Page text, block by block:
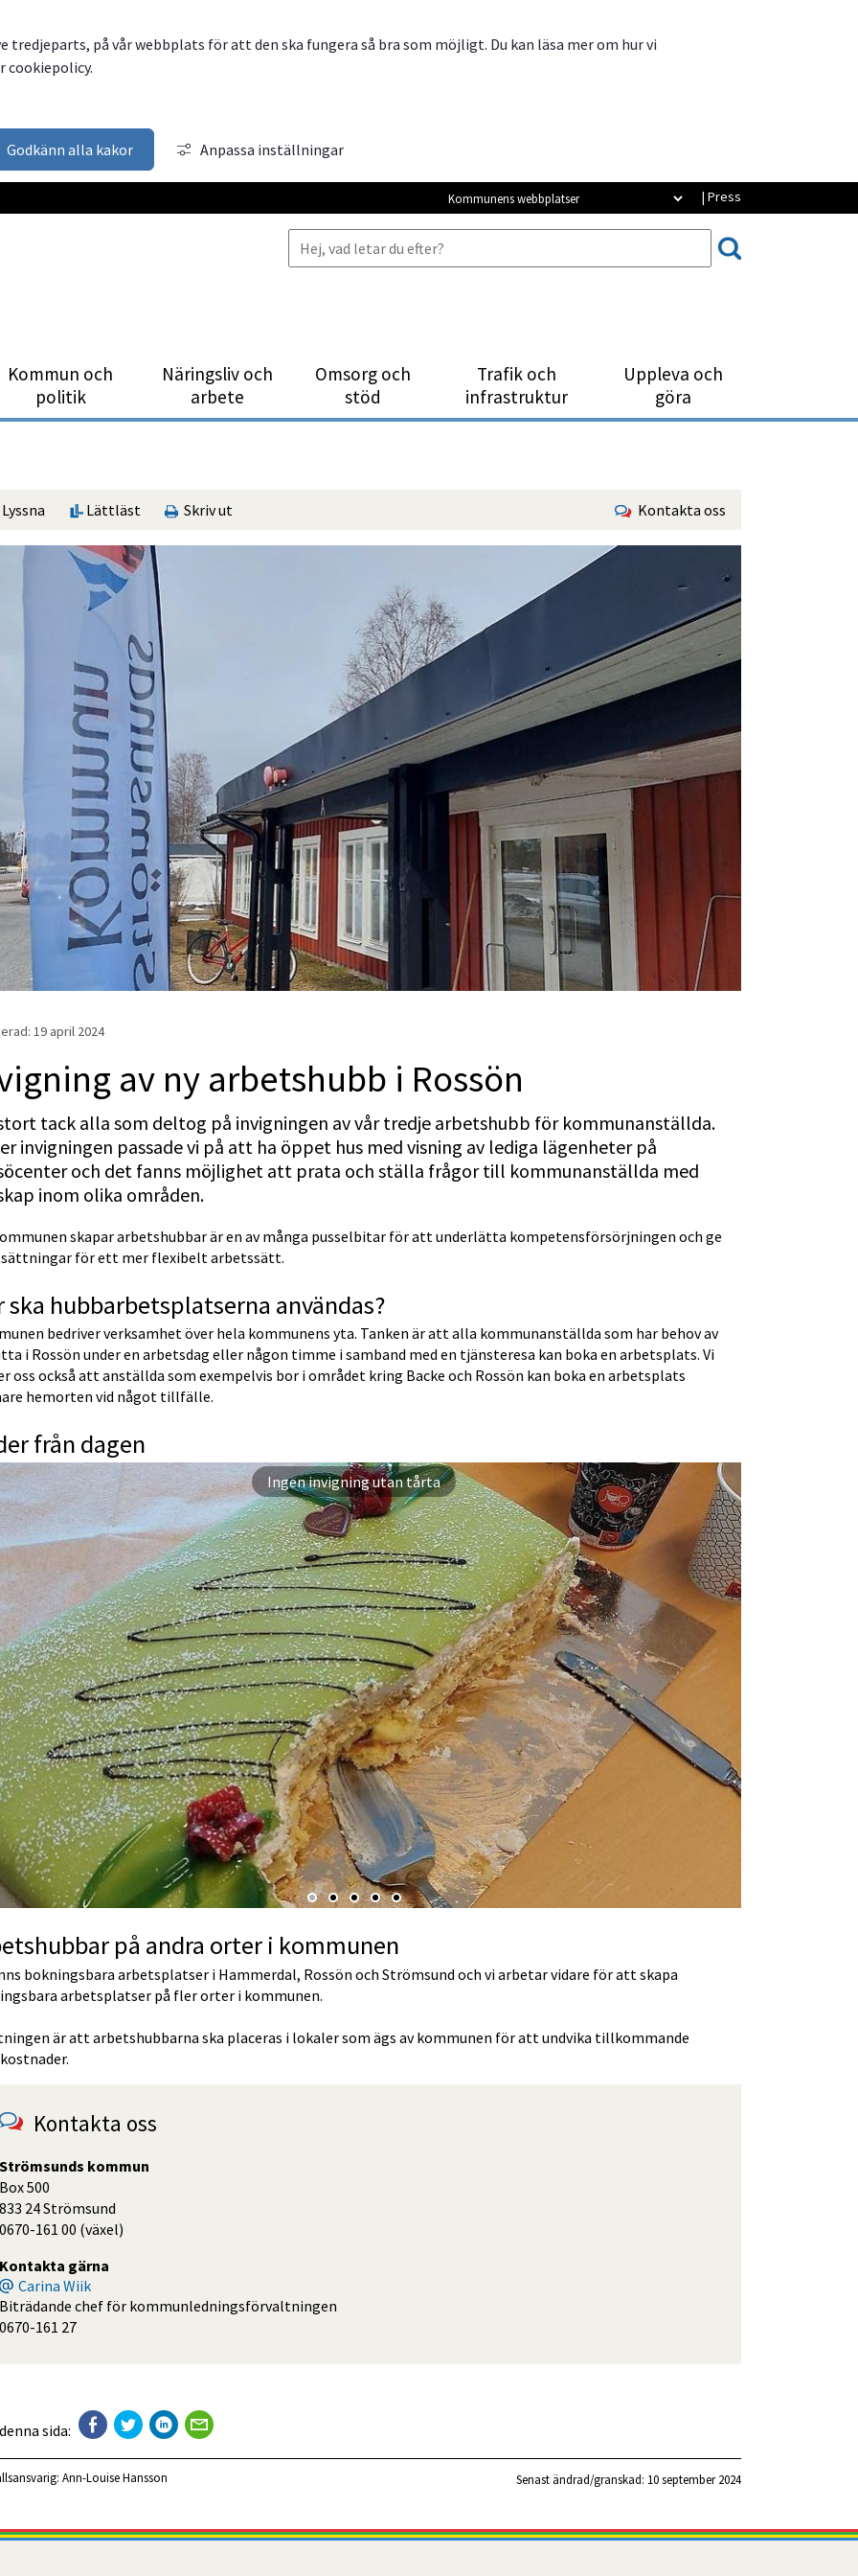
tredjeparts, på vår webbplats för att den ska fungera så bra som möjligt. Du kan läsa mer om hur vi
cookiepolicy.
Godkänn alla kakor Anpassa inställningar
| Press
Kommunens webbplatser
Kommun och
politik
Närings­liv och
arbete
Omsorg och
stöd
Trafik och
infrastruktur
Uppleva och
göra
Lyssna Lättläst Skriv ut Kontakta oss
19 april 2024
av ny arbetshubb i Rossön
tack alla som deltog på invigningen av vår tredje arbetshubb för kommunanställda.
invigningen passade vi på att ha öppet hus med visning av lediga lägenheter på
och det fanns möjlighet att prata och ställa frågor till kommunanställda med
inom olika områden.
skapar arbetshubbar är en av många pusselbitar för att underlätta kompetensförsörjningen och ge
för ett mer flexibelt arbetssätt.
ska hubbarbetsplatserna användas?
bedriver verksamhet över hela kommunens yta. Tanken är att alla kommunanställda som har behov av
i Rossön under en arbetsdag eller någon timme i samband med en tjänsteresa kan boka en arbetsplats. Vi
oss också att anställda som exempelvis bor i området kring Backe och Rossön kan boka en arbetsplats
hemorten vid något tillfälle.
från dagen
Kulturskolans lärarband underhåller
på andra orter i kommunen
bokningsbara arbetsplatser i Hammerdal, Rossön och Strömsund och vi arbetar vidare för att skapa
arbetsplatser på fler orter i kommunen.
är att arbetshubbarna ska placeras i lokaler som ägs av kommunen för att undvika tillkommande
Kontakta oss
Strömsunds kommun
Box 500
833 24 Strömsund
0670-161 00 (växel)
Kontakta gärna
Carina Wiik
Biträdande chef för kommunledningsförvaltningen
0670-161 27
sida:
Ann-Louise Hansson Senast ändrad/granskad: 10 september 2024